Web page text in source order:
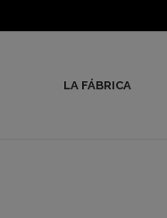
LA FÁBRICA